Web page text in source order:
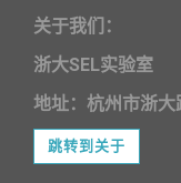
关于我们：
浙大SEL实验室
地址：杭州市浙
跳转到关于